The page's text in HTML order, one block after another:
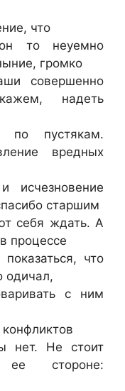
что
он то неуемно
громко
совершенно
надеть
по пустякам.
вредных
исчезновение
старшим
себя ждать. А
процессе
что
одичал,
с ним
нет. Не стоит
стороне: